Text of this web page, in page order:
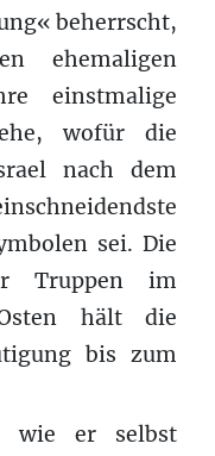
beherrscht,
ehemaligen
einstmalige
wofür die
nach dem
sei. Die
Truppen im
hält die
bis zum
wie er selbst